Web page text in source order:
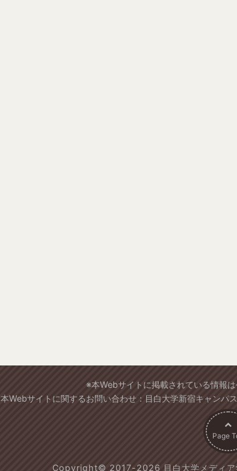
※本Webサイトに掲載されている情報
本Webサイトに関するお問い合わせ：目白大学新宿キャンパ
Page
Copyright© 2017-2026 目白大学メディ